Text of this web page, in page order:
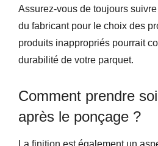
Assurez-vous de toujours
du fabricant pour le choix des
produits inappropriés pourrait
durabilité de votre parquet.
Comment prendre
après le ponçage ?
La finition est également un